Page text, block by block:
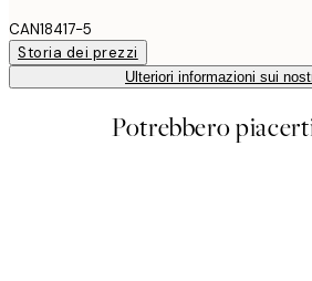
CAN18417-5
Storia dei prezzi
Ulteriori informazioni sui
Potrebbero